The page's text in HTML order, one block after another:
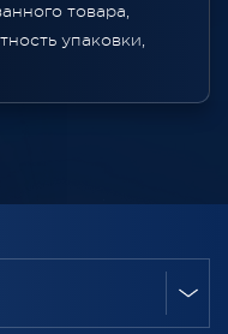
товара,
упаковки,